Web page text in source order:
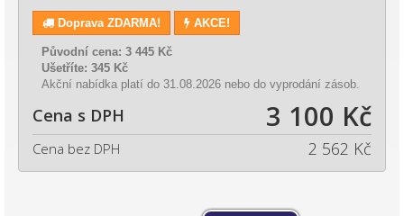
Doprava ZDARMA! AKCE!
Původní cena: 3 445 Kč
Ušetříte: 345 Kč
Akční nabídka platí do 31.08.2026 nebo do vyprodání zásob.
Cena s DPH 3 100 Kč
Cena bez DPH 2 562 Kč